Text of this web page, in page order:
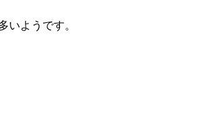
いようです。